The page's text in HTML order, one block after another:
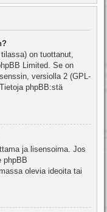
on tuottanut,
Limited. Se on
versiolla 2 (GPL-
Tietoja phpBB:stä
ja lisensoima. Jos
phpBB
olevia ideoita tai